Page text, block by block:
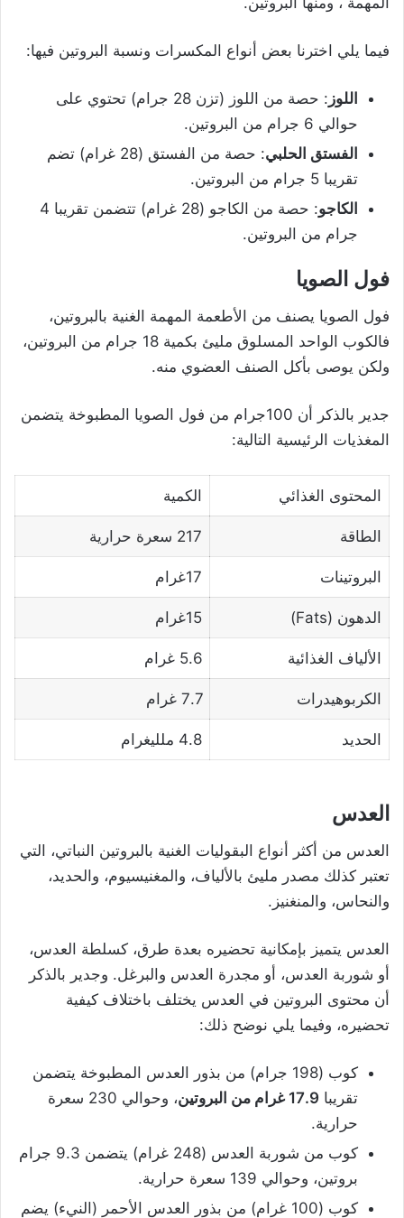
فيما يلي اخترنا بعض أنواع المكسرات ونسبة البروتين فيها:
اللوز
: حصة من اللوز (تزن 28 جرام) تحتوي على
حوالي 6 جرام من البروتين.
الفستق الحلبي
: حصة من الفستق (28 غرام) تضم
تقريبا 5 جرام من البروتين.
الكاجو
: حصة من الكاجو (28 غرام) تتضمن تقريبا 4
جرام من البروتين.
فول الصويا
فول الصويا يصنف من الأطعمة المهمة الغنية بالبروتين،
فالكوب الواحد المسلوق مليئ بكمية 18 جرام من البروتين،
ولكن يوصى بأكل الصنف العضوي منه.
جدير بالذكر أن 100جرام من فول الصويا المطبوخة يتضمن
المغذيات الرئيسية التالية:
المحتوى الغذائي الكمية
الطاقة 217 سعرة حرارية
البروتينات 17غرام
الدهون (Fats) 15غرام
الألياف الغذائية 5.6 غرام
الكربوهيدرات 7.7 غرام
الحديد 4.8 ملليغرام
العدس
العدس من أكثر أنواع البقوليات الغنية بالبروتين النباتي، التي
تعتبر كذلك مصدر مليئ بالألياف، والمغنيسيوم، والحديد،
والنحاس، والمنغنيز.
العدس يتميز بإمكانية تحضيره بعدة طرق، كسلطة العدس،
أو شوربة العدس، أو مجدرة العدس والبرغل. وجدير بالذكر
أن محتوى البروتين في العدس يختلف باختلاف كيفية
تحضيره، وفيما يلي نوضح ذلك:
كوب (198 جرام) من بذور العدس المطبوخة يتضمن
تقريبا 17.9 غرام من البروتين
، وحوالي 230 سعرة
حرارية.
كوب من شوربة العدس (248 غرام) يتضمن 9.3 جرام
بروتين، وحوالي 139 سعرة حرارية.
كوب (100 غرام) من بذور العدس الأحمر (النيء) يضم